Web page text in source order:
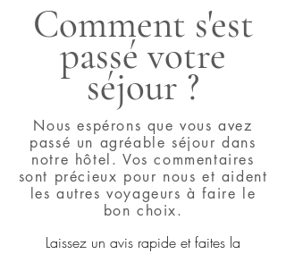
Comment s'est
passé votre
séjour ?
Nous espérons que vous avez
passé un agréable séjour dans
notre hôtel. Vos commentaires
sont précieux pour nous et aident
les autres voyageurs à faire le
bon choix.
Laissez un avis rapide et faites la